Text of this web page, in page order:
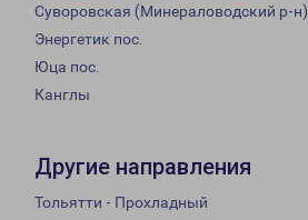
Суворовская (Минераловодский р-н)
Энергетик пос.
Юца пос.
Канглы
Другие направления
Тольятти - Прохладный